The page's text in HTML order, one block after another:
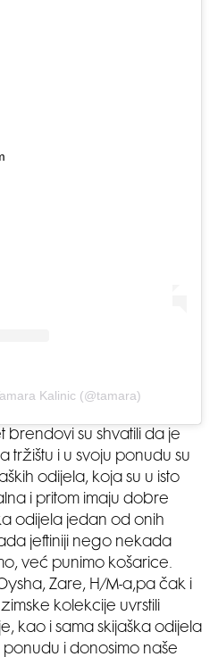
Kalinic (@tamara)
brendovi su shvatili da je
tržištu i u svoju ponudu su
odijela, koja su u isto
i pritom imaju dobre
odijela jedan od onih
jeftiniji nego nekada
već punimo košarice.
Zare, H/M-a,pa čak i
kolekcije uvrstili
kao i sama skijaška odijela
i donosimo naše